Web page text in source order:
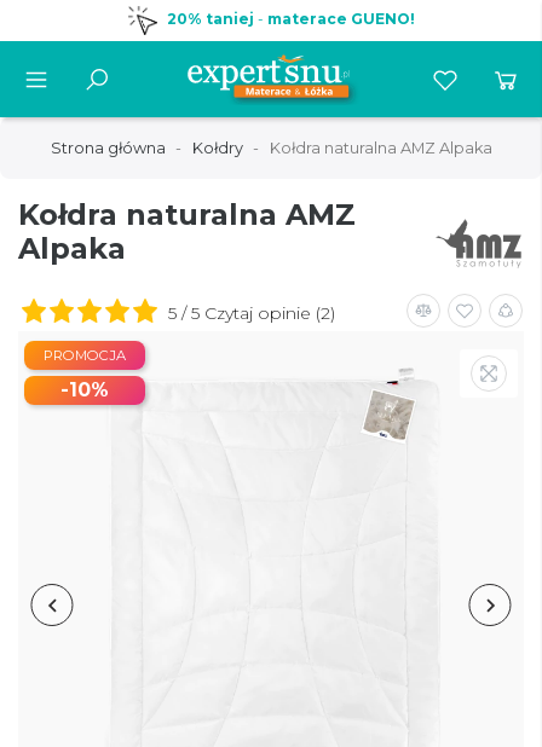
20% taniej - materace GUENO!
Strona główna Kołdry Kołdra naturalna AMZ Alpaka
Kołdra naturalna AMZ
Alpaka
5 / 5 Czytaj opinie (2)
PROMOCJA
-10%